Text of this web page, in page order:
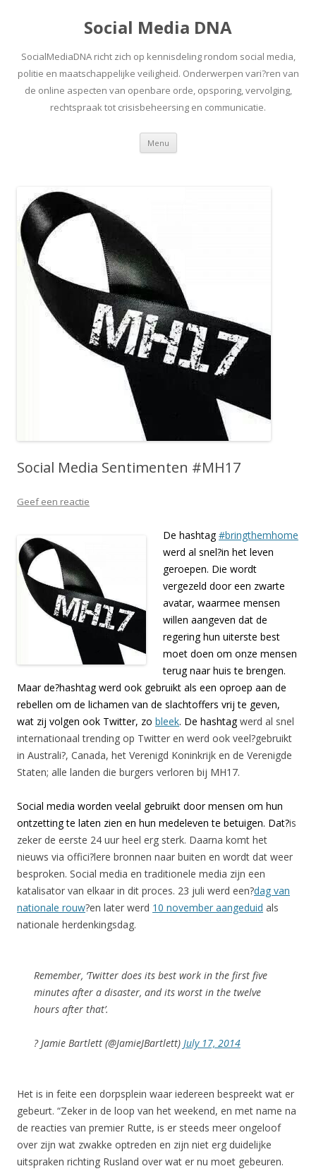
Social Media DNA
SocialMediaDNA richt zich op kennisdeling rondom social media,
politie en maatschappelijke veiligheid. Onderwerpen vari?ren van
de online aspecten van openbare orde, opsporing, vervolging,
rechtspraak tot crisisbeheersing en communicatie.
Menu Spring
inhoud
Social Media Sentimenten #MH17
Geef een reactie
De hashtag#bringthemhome
werd al snel?in het leven
geroepen. Die wordt
vergezeld door een zwarte
avatar, waarmee mensen
willen aangeven dat de
regering hun uiterste best
moet doen om onze mensen
terug naar huis te brengen.
Maar de?hashtag werd ook gebruikt als een oproep aan de
rebellen om de lichamen van de slachtoffers vrij te geven,
wat zij volgen ook Twitter, zo bleek. De hashtagwerd al snel
internationaal trending op Twitter en werd ook veel?gebruikt
in Australi?, Canada, het Verenigd Koninkrijk en de Verenigde
Staten; alle landen die burgers verloren bij MH17.
Social media worden veelal gebruikt door mensen om hun
ontzetting te laten zien en hun medeleven te betuigen. Dat?is
zeker de eerste 24 uur heel erg sterk. Daarna komt het
nieuws via offici?lere bronnen naar buiten en wordt dat weer
besproken. Social media en traditionele media zijn een
katalisator van elkaar in dit proces. 23 juli werd een?dag van
nationale rouw?en later werd 10 november aangeduid als
nationale herdenkingsdag.
Remember, ‘Twitter does its best work in the first five
minutes after a disaster, and its worst in the twelve
hours after that’.
? Jamie Bartlett (@JamieJBartlett) July 17, 2014
Het is in feite een dorpsplein waar iedereen bespreekt wat er
gebeurt. “Zeker in de loop van het weekend, en met name na
de reacties van premier Rutte, is er steeds meer ongeloof
over zijn wat zwakke optreden en zijn niet erg duidelijke
uitspraken richting Rusland over wat er nu moet gebeuren.